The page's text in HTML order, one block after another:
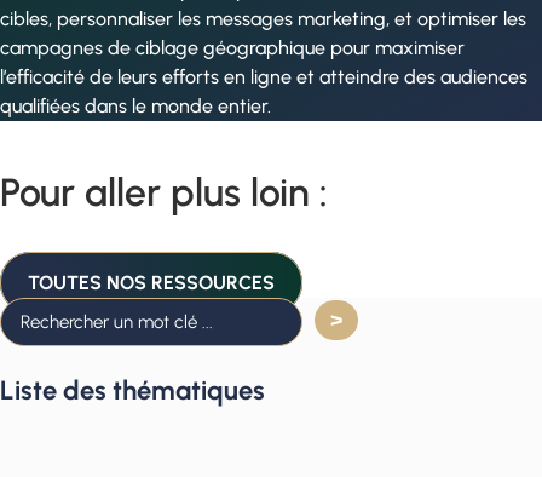
cibles, personnaliser les messages marketing, et optimiser les
campagnes de ciblage géographique pour maximiser
l’efficacité de leurs efforts en ligne et atteindre des audiences
qualifiées dans le monde entier.
Pour aller plus loin :
TOUTES NOS RESSOURCES
Liste des thématiques